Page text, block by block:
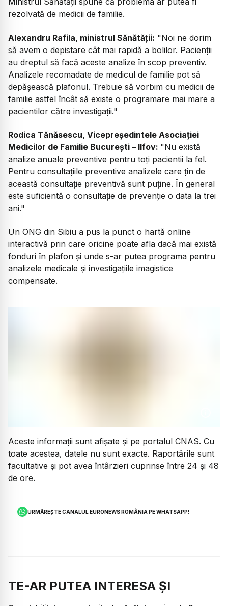
rezolvată de medicii de familie.
Alexandru Rafila, ministrul Sănătății: "Noi ne dorim
să avem o depistare cât mai rapidă a bolilor. Pacienții
au dreptul să facă aceste analize în scop preventiv.
Analizele recomadate de medicul de familie pot să
depășească plafonul. Trebuie să vorbim cu medicii de
familie astfel încât să existe o programare mai mare a
pacientilor către investigații."
Rodica Tănăsescu, Vicepreședintele Asociației
Medicilor de Familie București – Ilfov: "Nu există
analize anuale preventive pentru toți pacientii la fel.
Pentru consultațiile preventive analizele care țin de
această consultație preventivă sunt puține. În general
este suficientă o consultație de prevenție o data la trei
ani."
Un ONG din Sibiu a pus la punct o hartă online
interactivă prin care oricine poate afla dacă mai există
fonduri în plafon și unde s-ar putea programa pentru
analizele medicale și investigațiile imagistice
compensate.
Aceste informații sunt afișate și pe portalul CNAS. Cu
toate acestea, datele nu sunt exacte. Raportările sunt
facultative și pot avea întârzieri cuprinse între 24 și 48
de ore.
URMĂREȘTE CANALUL EURONEWS ROMÂNIA PE WHATSAPP!
TE-AR PUTEA INTERESA ȘI